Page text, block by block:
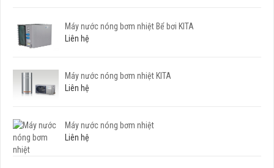
Máy nước nóng bơm nhiệt Bể bơi KITA
Liên hệ
Máy nước nóng bơm nhiệt KITA
Liên hệ
Máy nước nóng bơm nhiệt
Liên hệ